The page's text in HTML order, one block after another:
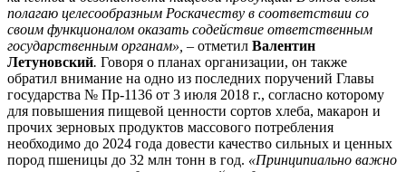
полагаю целесообразным Роскачеству в соответствии со
своим функционалом оказать содействие ответственным
государственным органам», – отметил Валентин
Летуновский. Говоря о планах организации, он также
обратил внимание на одно из последних поручений Главы
государства № Пр-1136 от 3 июля 2018 г., согласно которому
для повышения пищевой ценности сортов хлеба, макарон и
прочих зерновых продуктов массового потребления
необходимо до 2024 года довести качество сильных и ценных
пород пшеницы до 32 млн тонн в год. «Принципиально важно